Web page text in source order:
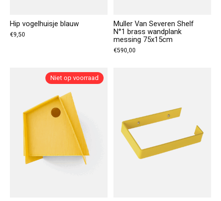
Hip vogelhuisje blauw
€9,50
Muller Van Severen Shelf
N°1 brass wandplank
messing 75x15cm
€590,00
Niet op voorraad